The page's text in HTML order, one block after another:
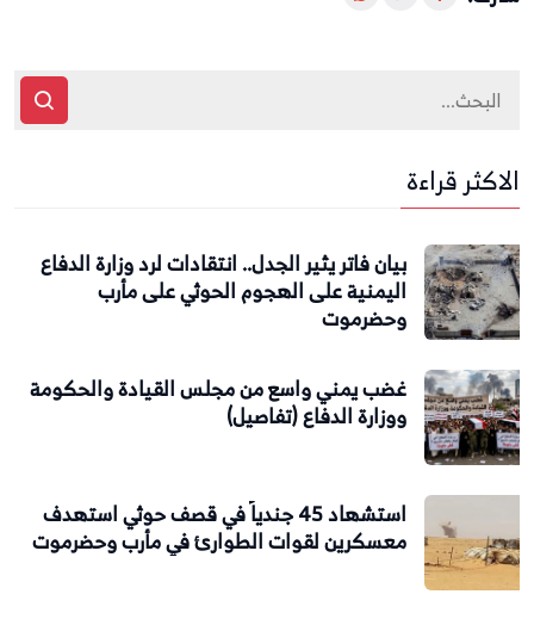
الاكثر قراءة
بيان فاتر يثير الجدل.. انتقادات لرد وزارة الدفاع
اليمنية على الهجوم الحوثي على مأرب
وحضرموت
غضب يمني واسع من مجلس القيادة والحكومة
ووزارة الدفاع (تفاصيل)
استشهاد 45 جندياً في قصف حوثي استهدف
معسكرين لقوات الطوارئ في مأرب وحضرموت